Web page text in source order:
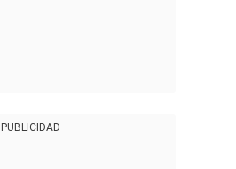
PUBLICIDAD